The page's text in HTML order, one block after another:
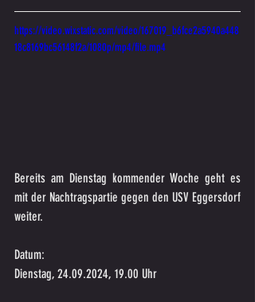
https://video.wixstatic.com/video/167019_b6fce2a5940a448
18c8169bc56148f2a/1080p/mp4/file.mp4
Bereits am Dienstag kommender Woche geht es
mit der Nachtragspartie gegen den USV Eggersdorf
weiter.
Dienstag, 24.09.2024, 19.00 Uhr